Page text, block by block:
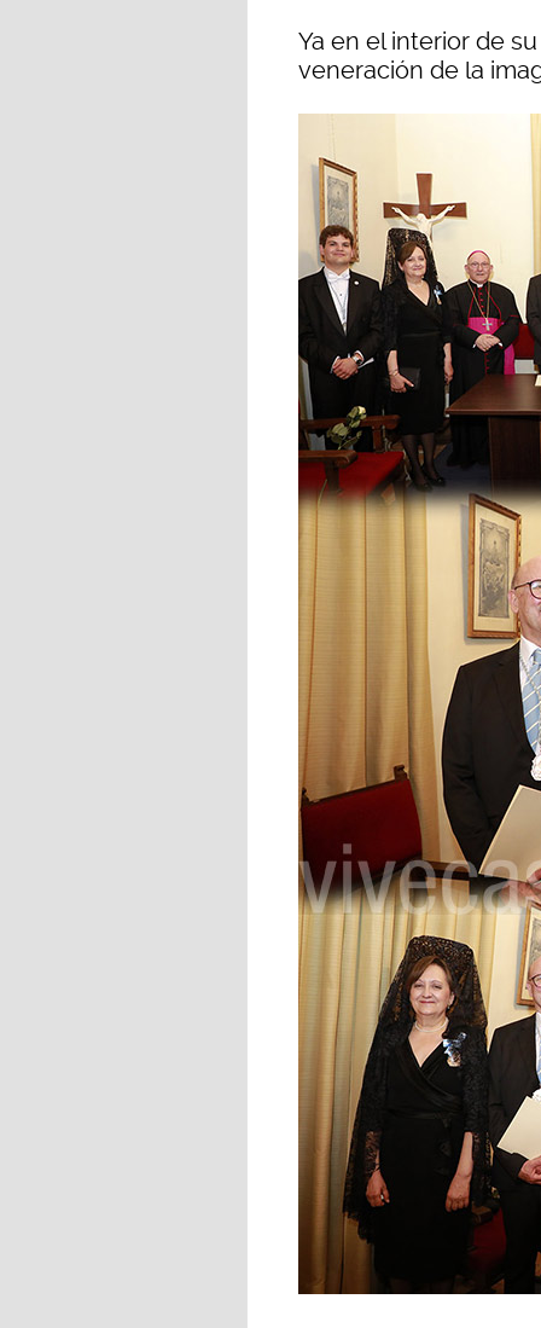
Ya en el interior de
veneración de la